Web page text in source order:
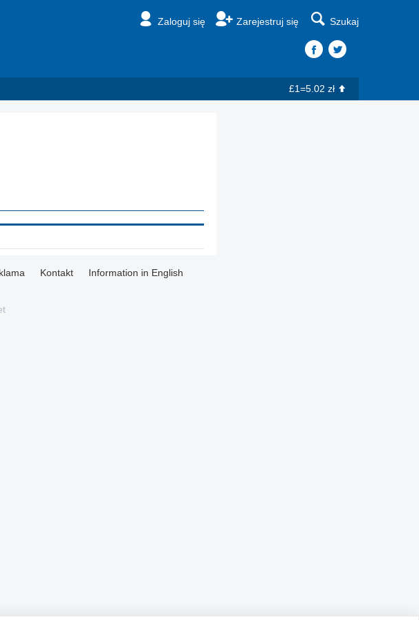
Zaloguj się Zarejestruj się Szukaj
£1=5.02 zł
Kontakt Information in English